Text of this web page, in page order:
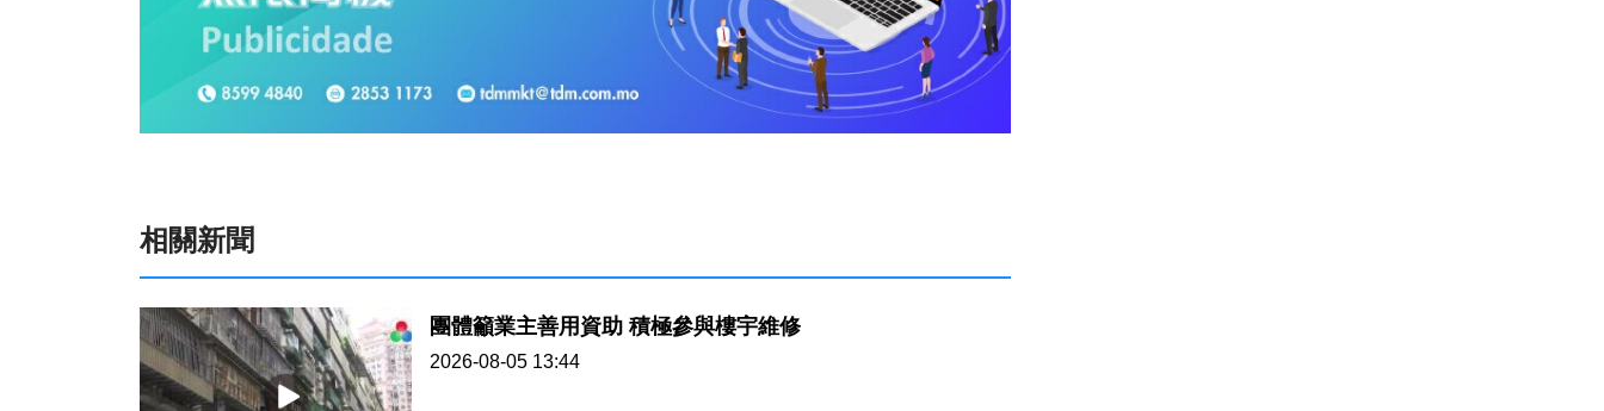
相關新聞
團體籲業主善用資助 積極參與樓宇維修
2026-08-05 13:44